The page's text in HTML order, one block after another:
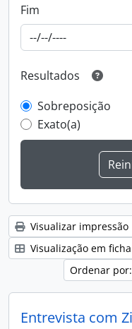
Fim
Resultados
Sobreposição
Exato(a)
Visualizar impressão
Visualização em ficha
Ordenar
Entrevista com